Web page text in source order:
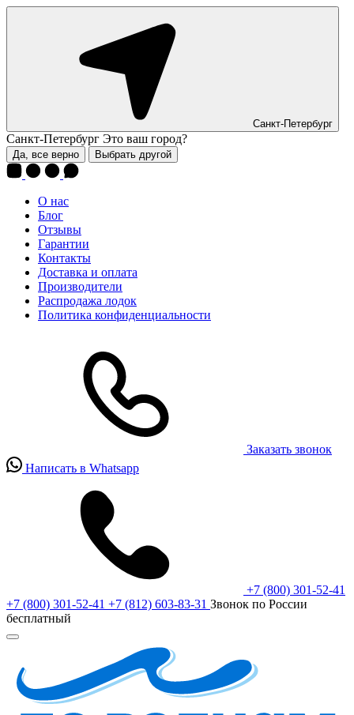
Санкт-Петербург
Санкт-Петербург Это ваш город?
Да, все верно Выбрать другой
О нас
Блог
Отзывы
Гарантии
Контакты
Доставка и оплата
Производители
Распродажа лодок
Политика конфиденциальности
Заказать звонок
Написать в Whatsapp
+7 (800) 301-52-41
+7 (800) 301-52-41 +7 (812) 603-83-31 Звонок по России
бесплатный